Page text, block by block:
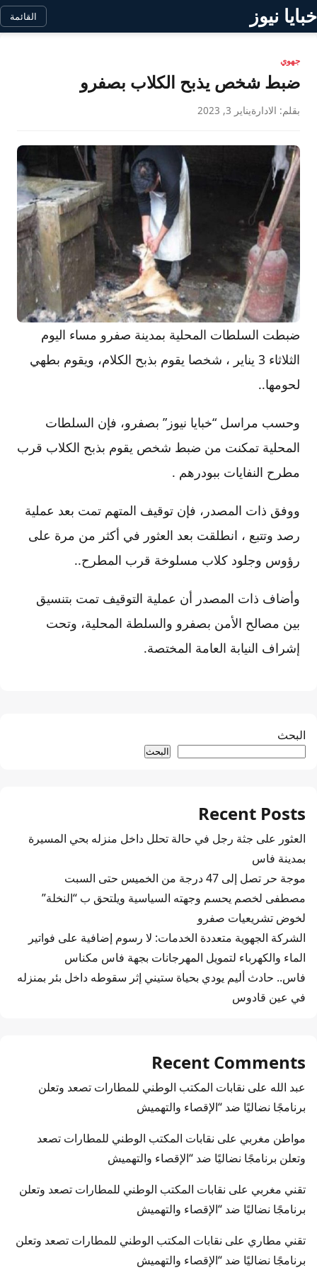
خبايا نيوز القائمة
جهوي
ضبط شخص يذبح الكلاب بصفرو
بقلم: الادارةيناير 3, 2023
ضبطت السلطات المحلية بمدينة صفرو مساء اليوم
الثلاثاء 3 يناير ، شخصا يقوم بذبح الكلام، ويقوم بطهي
لحومها..
وحسب مراسل “خبايا نيوز” بصفرو، فإن السلطات
المحلية تمكنت من ضبط شخص يقوم بذبح الكلاب قرب
مطرح النفايات ببودرهم .
ووفق ذات المصدر، فإن توقيف المتهم تمت بعد عملية
رصد وتتبع ، انطلقت بعد العثور في أكثر من مرة على
رؤوس وجلود كلاب مسلوخة قرب المطرح..
وأضاف ذات المصدر أن عملية التوقيف تمت بتنسيق
بين مصالح الأمن بصفرو والسلطة المحلية، وتحت
إشراف النيابة العامة المختصة.
البحث
البحث
Recent Posts
العثور على جثة رجل في حالة تحلل داخل منزله بحي المسيرة
بمدينة فاس
موجة حر تصل إلى 47 درجة من الخميس حتى السبت
مصطفى لخصم يحسم وجهته السياسية ويلتحق ب “النخلة”
لخوض تشريعيات صفرو
الشركة الجهوية متعددة الخدمات: لا رسوم إضافية على فواتير
الماء والكهرباء لتمويل المهرجانات بجهة فاس مكناس
فاس.. حادث أليم يودي بحياة ستيني إثر سقوطه داخل بئر بمنزله
في عين قادوس
Recent Comments
عبد الله على نقابات المكتب الوطني للمطارات تصعد وتعلن
برنامجًا نضاليًا ضد “الإقصاء والتهميش
مواطن مغربي على نقابات المكتب الوطني للمطارات تصعد
وتعلن برنامجًا نضاليًا ضد “الإقصاء والتهميش
تقني مغربي على نقابات المكتب الوطني للمطارات تصعد وتعلن
برنامجًا نضاليًا ضد “الإقصاء والتهميش
تقني مطاري على نقابات المكتب الوطني للمطارات تصعد وتعلن
برنامجًا نضاليًا ضد “الإقصاء والتهميش